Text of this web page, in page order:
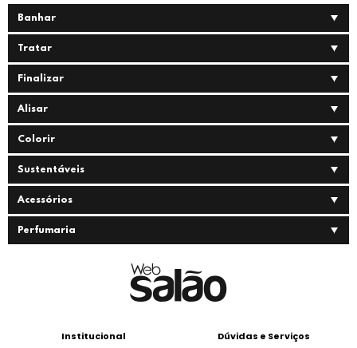
Banhar
Tratar
Finalizar
Alisar
Colorir
Sustentáveis
Acessórios
Perfumaria
Institucional
Dúvidas e Serviços